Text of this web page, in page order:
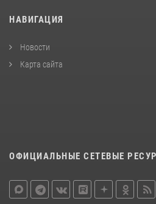
НАВИГАЦИЯ
Новости
Карта сайта
ОФИЦИАЛЬНЫЕ СЕТЕВЫЕ